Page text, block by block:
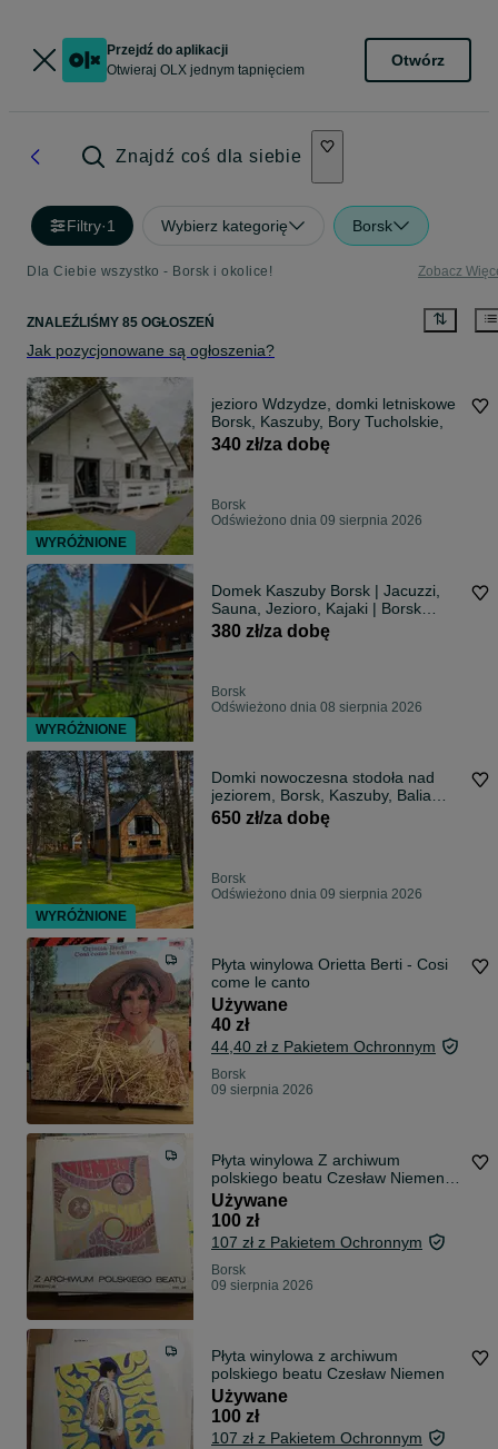
Przejdź do aplikacji
Otwieraj OLX jednym tapnięciem
Otwórz
Znajdź coś dla siebie
Filtry·1 Wybierz kategorię Borsk
Dla Ciebie wszystko - Borsk i okolice! Zobacz
ZNALEŹLIŚMY 85 OGŁOSZEŃ
Jak pozycjonowane są ogłoszenia?
jezioro Wdzydze, domki letniskowe
Borsk, Kaszuby, Bory Tucholskie,
340 zł/za dobę
Borsk
Odświeżono dnia 09 sierpnia 2026
Domek Kaszuby Borsk | Jacuzzi,
Sauna, Jezioro, Kajaki | Borsk
|Wdzydze Bory Tucholskie | Domki
Letniskowe Borsk
380 zł/za dobę
Borsk
Odświeżono dnia 08 sierpnia 2026
Domki nowoczesna stodoła nad
jeziorem, Borsk, Kaszuby, Balia
kąpielowa
650 zł/za dobę
Borsk
Odświeżono dnia 09 sierpnia 2026
Płyta winylowa Orietta Berti - Cosi
come le canto
Używane
40 zł
44,40 zł z Pakietem Ochronnym
Borsk
09 sierpnia 2026
Płyta winylowa Z archiwum
polskiego beatu Czesław Niemen i
Akwarele
Używane
100 zł
107 zł z Pakietem Ochronnym
Borsk
09 sierpnia 2026
Płyta winylowa z archiwum
polskiego beatu Czesław Niemen
Używane
100 zł
107 zł z Pakietem Ochronnym
WYRÓŻNIONE
WYRÓŻNIONE
WYRÓŻNIONE